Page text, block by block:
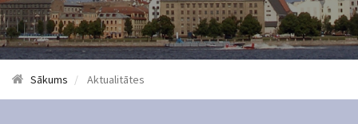
Sākums Aktualitātes